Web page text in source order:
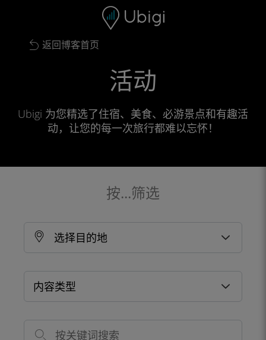
页脚
返回博客首页
活动
Ubigi 为您精选了住宿、美食、必游景点和有趣活
动，让您的每一次旅行都难以忘怀！
按...筛选
选择目的地
内容类型